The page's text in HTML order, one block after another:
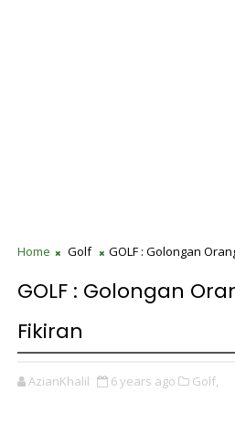
Home Golf GOLF : Golongan
GOLF : Golongan
Fikiran
AzianKhalil 6 years ago Golf,